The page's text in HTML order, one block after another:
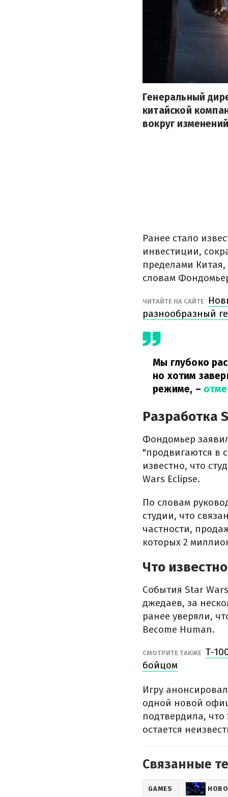
Генеральный
китайской
вокруг
Ранее стало
инвестиции,
пределами
словам
ЧИТАЙТЕ НА САЙТЕ
разнообразный
Мы глубоко
но хотим
режиме, –
Разработка
Фондомьер
"продвигаются в
известно, что
Wars Eclipse.
По словам
студии, что
частности,
которых 2
Что
События Star
джедаев, за
ранее уверяли,
Become Human.
СМОТРИТЕ ТАКЖЕ Т-
бойцом
Игру
одной новой
подтвердила,
остается
Связанные
GAMES